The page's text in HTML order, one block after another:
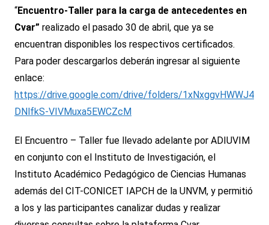
“Encuentro-Taller para la carga de antecedentes en
Cvar” realizado el pasado 30 de abril, que ya se
encuentran disponibles los respectivos certificados.
Para poder descargarlos deberán ingresar al siguiente
enlace:
https://drive.google.com/drive/folders/1xNxggvHWWJ4
DNlfkS-VIVMuxa5EWCZcM
El Encuentro – Taller fue llevado adelante por ADIUVIM
en conjunto con el Instituto de Investigación, el
Instituto Académico Pedagógico de Ciencias Humanas
además del CIT-CONICET IAPCH de la UNVM, y permitió
a los y las participantes canalizar dudas y realizar